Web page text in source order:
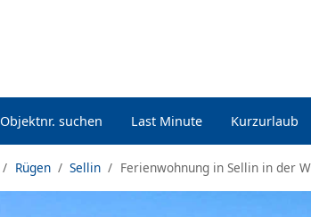
Objektnr. suchen Last Minute Kurzurlaub
Rügen Sellin Ferienwohnung in Sellin in der